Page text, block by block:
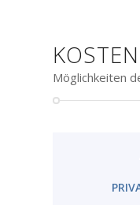
KOSTEN
Möglichkeiten